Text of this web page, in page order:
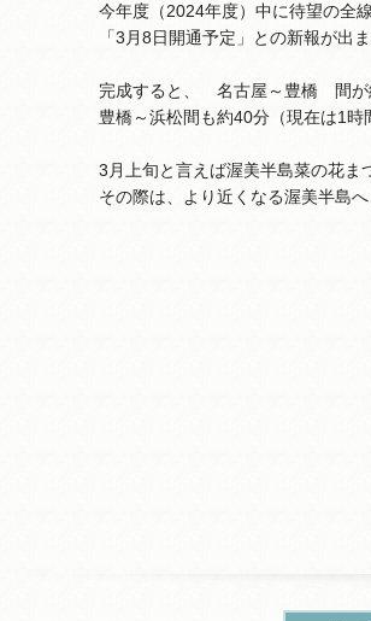
今年度（2024年度）中に待望の全
「3月8日開通予定」との新報が出
完成すると、 名古屋～豊橋 間が
豊橋～浜松間も約40分（現在は1時
3月上旬と言えば渥美半島菜の花ま
その際は、より近くなる渥美半島